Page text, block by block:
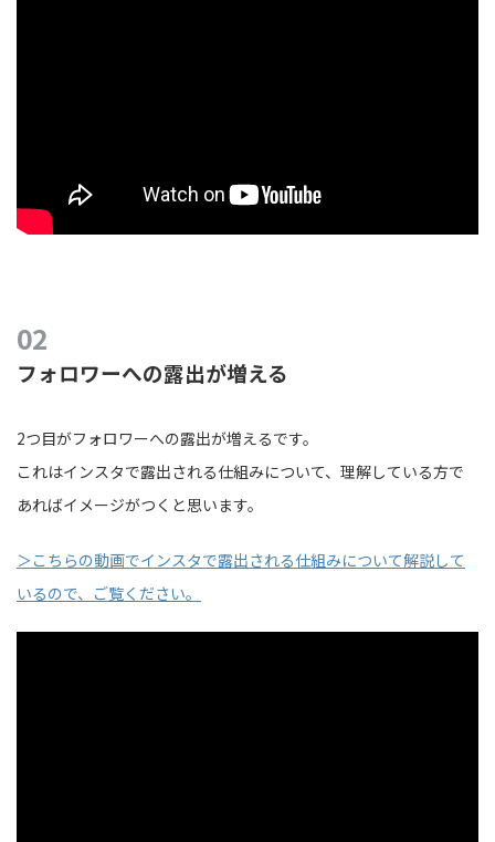
フォロワーへの露出が増える
2つ目がフォロワーへの露出が増えるです。
これはインスタで露出される仕組みについて、理解している方で
あればイメージがつくと思います。
＞こちらの動画でインスタで露出される仕組みについて解説して
いるので、ご覧ください。